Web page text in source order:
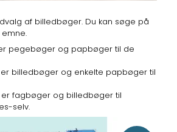
af billedbøger. Du kan søge på
pegebøger og papbøger til de
billedbøger og enkelte papbøger til
fagbøger og billedbøger til
selv.